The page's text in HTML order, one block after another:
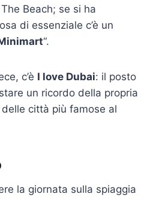
Beach; se si ha
di essenziale c’è un
“.
c’è I love Dubai: il posto
un ricordo della propria
città più famose al
la giornata sulla spiaggia